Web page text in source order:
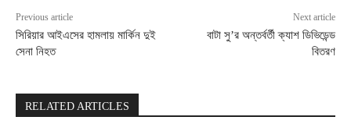
Previous article
সিরিয়ার আইএসের হামলায় মার্কিন দুই
সেনা নিহত
Next article
বাটা সু’র অন্তর্বর্তী ক্যাশ ডিভিডেন্ড
বিতরণ
RELATED ARTICLES